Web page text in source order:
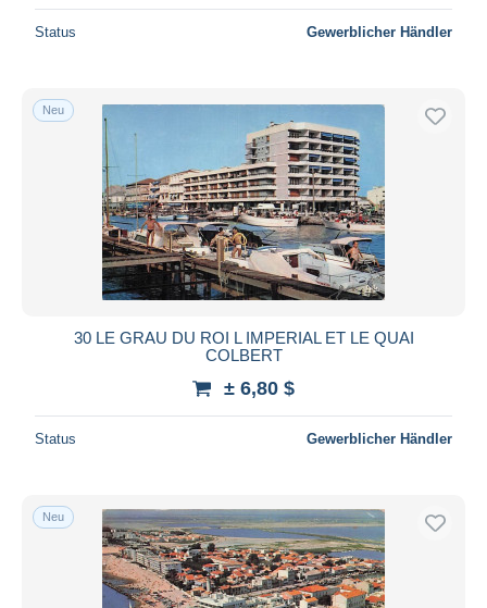
Status Gewerblicher Händler
Neu
30 LE GRAU DU ROI L IMPERIAL ET LE QUAI
COLBERT
± 6,80 $
Status Gewerblicher Händler
Neu